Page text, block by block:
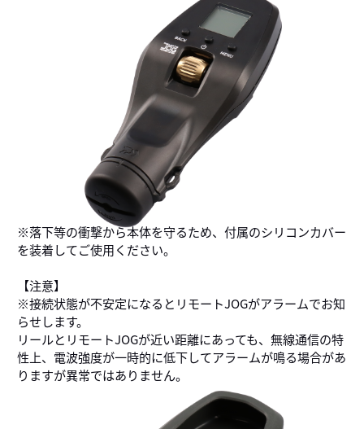
※落下等の衝撃から本体を守るため、付属のシリコンカバー
を装着してご使用ください。
【注意】
※接続状態が不安定になるとリモートJOGがアラームでお知
らせします。
リールとリモートJOGが近い距離にあっても、無線通信の特
性上、電波強度が一時的に低下してアラームが鳴る場合があ
りますが異常ではありません。